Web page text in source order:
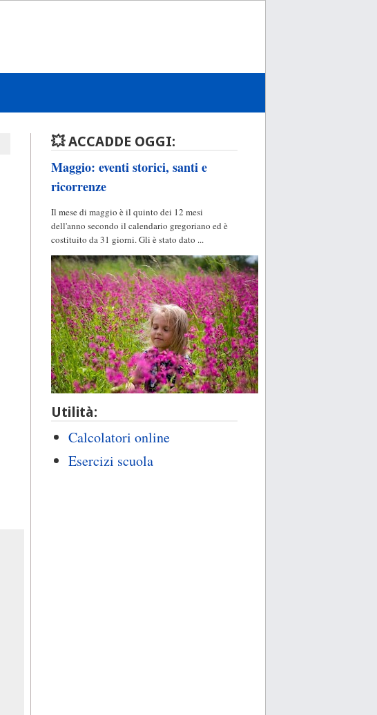
💥 ACCADDE OGGI:
Maggio: eventi storici, santi e
ricorrenze
Il mese di maggio è il quinto dei 12 mesi
dell'anno secondo il calendario gregoriano ed è
costituito da 31 giorni. Gli è stato dato ...
Utilità:
Calcolatori online
Esercizi scuola